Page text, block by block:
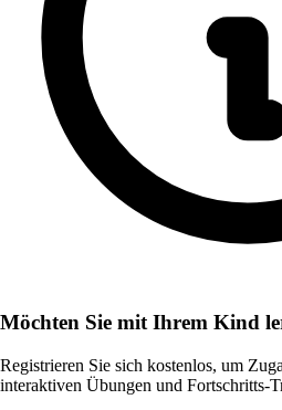
Möchten Sie mit Ihrem Kind
Registrieren Sie sich kostenlos, um
interaktiven Übungen und Fortschritts-